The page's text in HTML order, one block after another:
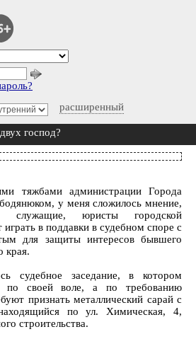
расширенный
господ?
тяжбами администрации Города
у меня сложилось мнение,
служащие, юристы городской
в поддавки в судебном споре с
для защиты интересов бывшего
края.
судебное заседание, в котором
по своей воле, а по требованию
признать металлический сарай с
по ул. Химическая, 4,
строительства.